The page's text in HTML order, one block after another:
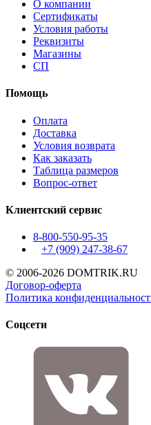
О компании
Сертификаты
Условия работы
Реквизиты
Магазины
СП
Помощь
Оплата
Доставка
Условия возврата
Как заказать
Таблица размеров
Вопрос-ответ
Клиентский сервис
8-800-550-95-35
+7 (909) 247-38-67
© 2006-2026 DOMTRIK.RU
Договор-оферта
Политика
Соцсети